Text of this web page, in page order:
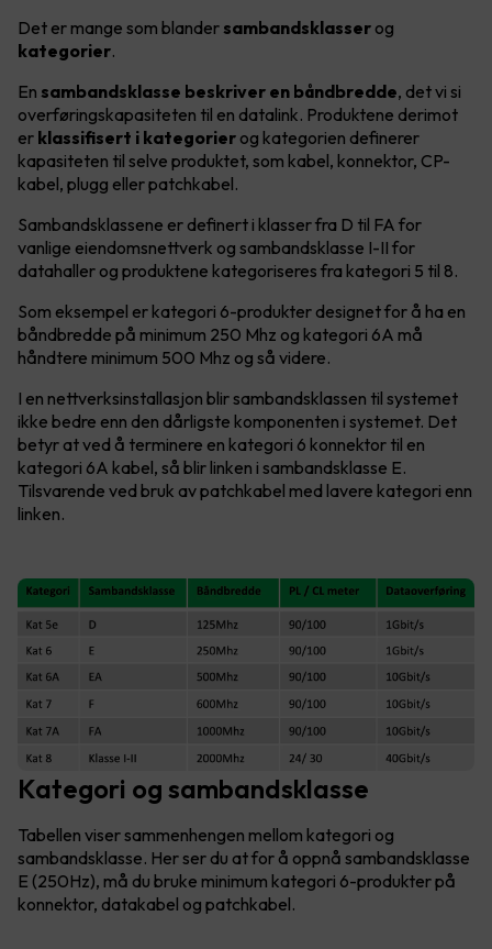
Det er mange som blander sambandsklasser og
kategorier.
En sambandsklasse beskriver en båndbredde, det vi si
overføringskapasiteten til en datalink. Produktene derimot
er klassifisert i kategorier og kategorien definerer
kapasiteten til selve produktet, som kabel, konnektor, CP-
kabel, plugg eller patchkabel.
Sambandsklassene er definert i klasser fra D til FA for
vanlige eiendomsnettverk og sambandsklasse I-II for
datahaller og produktene kategoriseres fra kategori 5 til 8.
Som eksempel er kategori 6-produkter designet for å ha en
båndbredde på minimum 250 Mhz og kategori 6A må
håndtere minimum 500 Mhz og så videre.
I en nettverksinstallasjon blir sambandsklassen til systemet
ikke bedre enn den dårligste komponenten i systemet. Det
betyr at ved å terminere en kategori 6 konnektor til en
kategori 6A kabel, så blir linken i sambandsklasse E.
Tilsvarende ved bruk av patchkabel med lavere kategori enn
linken.
Kategori og sambandsklasse
Tabellen viser sammenhengen mellom kategori og
sambandsklasse. Her ser du at for å oppnå sambandsklasse
E (250Hz), må du bruke minimum kategori 6-produkter på
konnektor, datakabel og patchkabel.